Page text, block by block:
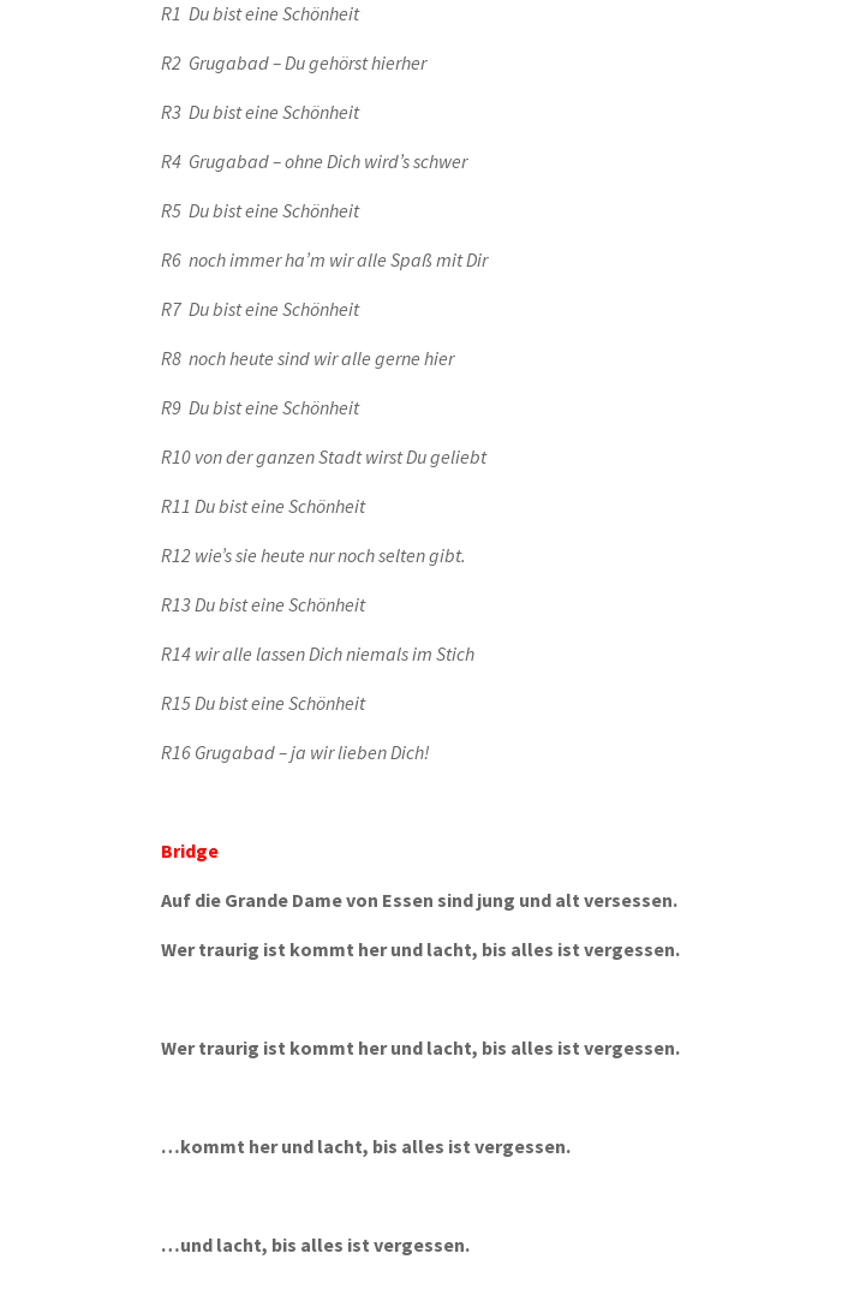
R1 Du bist eine Schönheit
R2 Grugabad – Du gehörst hierher
R3 Du bist eine Schönheit
R4 Grugabad – ohne Dich wird’s schwer
R5 Du bist eine Schönheit
R6 noch immer ha’m wir alle Spaß mit Dir
R7 Du bist eine Schönheit
R8 noch heute sind wir alle gerne hier
R9 Du bist eine Schönheit
R10 von der ganzen Stadt wirst Du geliebt
R11 Du bist eine Schönheit
R12 wie’s sie heute nur noch selten gibt.
R13 Du bist eine Schönheit
R14 wir alle lassen Dich niemals im Stich
R15 Du bist eine Schönheit
R16 Grugabad – ja wir lieben Dich!
Bridge
Auf die Grande Dame von Essen sind jung und alt versessen.
Wer traurig ist kommt her und lacht, bis alles ist vergessen.
Wer traurig ist kommt her und lacht, bis alles ist vergessen.
…kommt her und lacht, bis alles ist vergessen.
…und lacht, bis alles ist vergessen.